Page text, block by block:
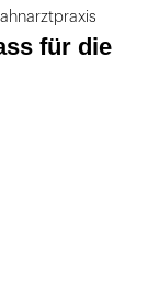
für die